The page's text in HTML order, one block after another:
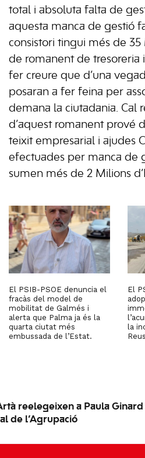
total i absoluta falta de
aquesta manca de gestió
consistori tingui més de 35
de romanent de tresoreria
fer creure que d’una
posaran a fer feina per
demana la ciutadania. Cal
d’aquest romanent prové
teixit empresarial i ajudes
efectuades per manca de
sumen més de 2 Milions
El PSIB-PSOE denuncia el
fracàs del model de
mobilitat de Galmés i
alerta que Palma ja és la
quarta ciutat més
embussada de l’Estat.
El
la
reelegeixen a Paula
de l’Agrupació